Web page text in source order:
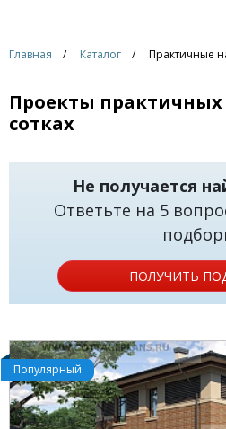
Главная Каталог Практичные
Проекты
сотках
Не получается
Ответьте на 5
ПОЛУЧИТЬ
Популярный